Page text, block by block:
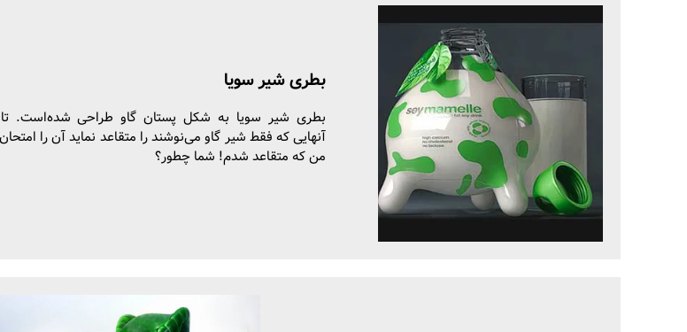
بطری شیر سویا
بطری شیر سویا به شکل پستان گاو طراحی شده‌است.
آنهایی که فقط شیر گاو می‌نوشند را متقاعد نماید آن را
من که متقاعد شدم! شما چطور؟